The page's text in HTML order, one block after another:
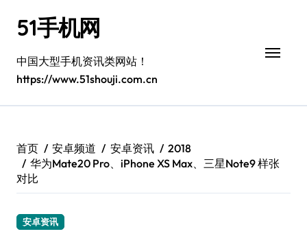
51手机网
中国大型手机资讯类网站！
https://www.51shouji.com.cn
首页 安卓频道 安卓资讯
2018
华为Mate20 Pro、iPhone XS Max、三星Note9 样张
对比
安卓资讯